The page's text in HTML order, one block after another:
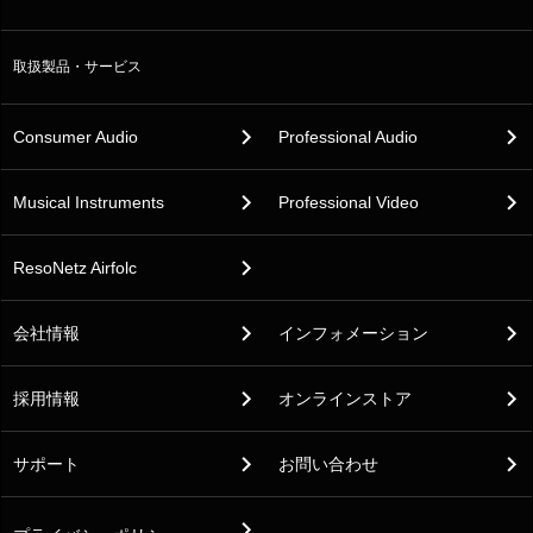
取扱製品・サービス
Consumer Audio Professional Audio
Musical Instruments Professional Video
ResoNetz Airfolc
会社情報 インフォメーション
採用情報 オンラインストア
サポート お問い合わせ